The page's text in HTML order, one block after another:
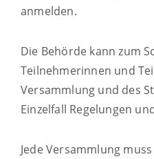
anmelden.
Die Behörde kann zum
Teilnehmerinnen und
Versammlung und des
Einzelfall Regelungen
Jede Versammlung